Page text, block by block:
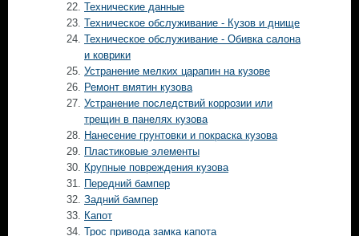
Технические данные
Техническое обслуживание - Кузов и днище
Техническое обслуживание - Обивка салона
и коврики
Устранение мелких царапин на кузове
Ремонт вмятин кузова
Устранение последствий коррозии или
трещин в панелях кузова
Нанесение грунтовки и покраска кузова
Пластиковые элементы
Крупные повреждения кузова
Передний бампер
Задний бампер
Капот
Трос привода замка капота